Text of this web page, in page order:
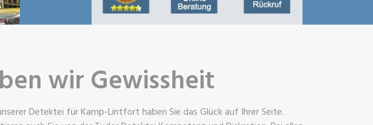
wir Gewissheit
Detektei für Kamp-Lintfort haben Sie das Glück auf Ihrer Seite.